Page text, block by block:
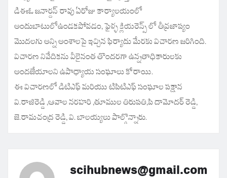
డిఈఓ జనార్దన్ రావు ఏరోజు కార్యాలయంలో
అందుబాటులోఉండకపోవడం, ఫైళ్ళ క్లియరెన్స్ లో తీవ్రజాప్యం
మొదలగు అన్ని అంశాలపై ఇచ్చిన ఫిర్యాదు మేరకు విచారణ జరిగింది.
విచారణ నివేదికను వీలైనంత తొందరగా ఉన్నతాధికారులకు
అందజేయాలని ఉపాధ్యాయ సంఘాలు కోరాయి.
ఈ విచారణలో డిటిఎఫ్ మరియు టిపిటిఎఫ్ సంఘాల పక్షాన
వి.రాజిరెడ్డి ,ఆవాల నరహరి ,తూముల తిరుపతి,పి దామోదర్ రెడ్డి,
జె.రామచంద్ర రెడ్డి, వి. బాలయ్యలు పాల్గొన్నారు.
scihubnews@gmail.com